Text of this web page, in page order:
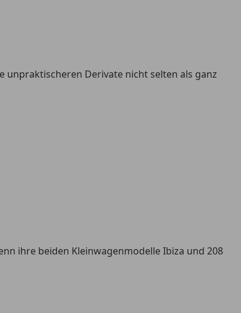
unpraktischeren Derivate nicht selten als ganz
ihre beiden Kleinwagenmodelle Ibiza und 208